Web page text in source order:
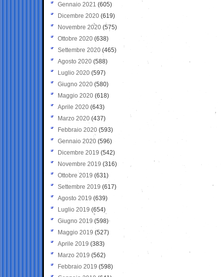
Gennaio 2021 (605)
Dicembre 2020 (619)
Novembre 2020 (575)
Ottobre 2020 (638)
Settembre 2020(465)
Agosto 2020 (588)
Luglio 2020 (597)
Giugno 2020 (580)
Maggio 2020 (618)
Aprile 2020 (643)
Marzo 2020 (437)
Febbraio 2020 (593)
Gennaio 2020 (596)
Dicembre 2019 (542)
Novembre 2019 (316)
Ottobre 2019 (631)
Settembre 2019 (617)
Agosto 2019 (639)
Luglio 2019 (654)
Giugno 2019 (598)
Maggio 2019 (527)
Aprile 2019 (383)
Marzo 2019 (562)
Febbraio 2019 (598)